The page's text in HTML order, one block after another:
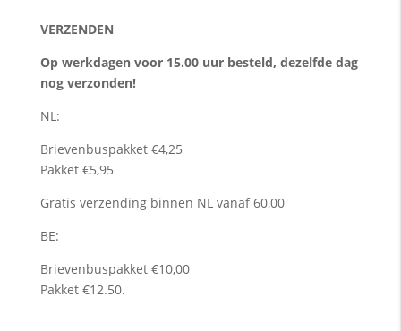
VERZENDEN
Op werkdagen voor 15.00 uur besteld, dezelfde dag
nog verzonden!
NL:
Brievenbuspakket €4,25
Pakket €5,95
Gratis verzending binnen NL vanaf 60,00
BE:
Brievenbuspakket €10,00
Pakket €12.50.